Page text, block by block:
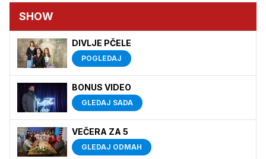
SHOW
DIVLJE PČELE
POGLEDAJ
BONUS VIDEO
GLEDAJ SADA
VEČERA ZA 5
GLEDAJ ODMAH